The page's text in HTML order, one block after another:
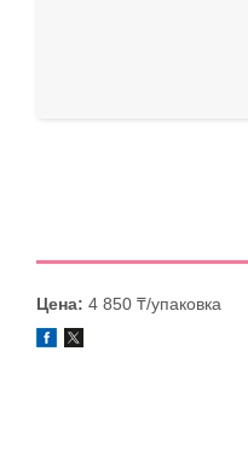
Цена: 4 850 ₸/упаковка